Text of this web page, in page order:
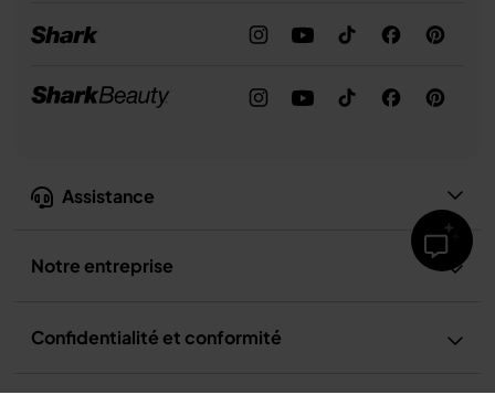
Assistance
Notre entreprise
Confidentialité et conformité